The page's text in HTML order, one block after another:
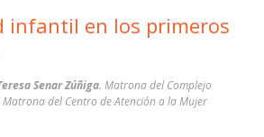
infantil en los primeros
Senar Zúñiga. Matrona del Complejo
del Centro de Atención a la Mujer